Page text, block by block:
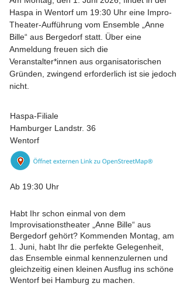
Haspa in Wentorf um 19:30 Uhr eine Impro-
Theater-Aufführung vom Ensemble „Anne
Bille“ aus Bergedorf statt. Über eine
Anmeldung freuen sich die
Veranstalter*innen aus organisatorischen
Gründen, zwingend erforderlich ist sie jedoch
nicht.
Haspa-Filiale
Hamburger Landstr. 36
Wentorf
Ab 19:30 Uhr
Habt Ihr schon einmal von dem
Improvisationstheater „Anne Bille“ aus
Bergedorf gehört? Kommenden Montag, am
1. Juni, habt Ihr die perfekte Gelegenheit,
das Ensemble einmal kennenzulernen und
gleichzeitig einen kleinen Ausflug ins schöne
Wentorf bei Hamburg zu machen.